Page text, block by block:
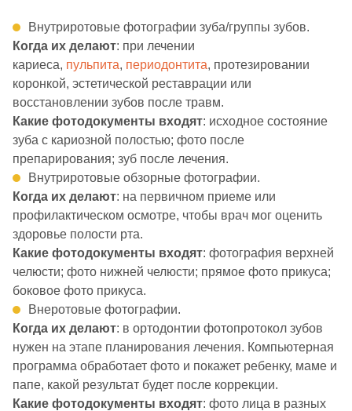
Внутриротовые фотографии зуба/группы зубов.
Когда их делают: при лечении
кариеса, пульпита, периодонтита, протезировании
коронкой, эстетической реставрации или
восстановлении зубов после травм.
Какие фотодокументы входят: исходное состояние
зуба с кариозной полостью; фото после
препарирования; зуб после лечения.
Внутриротовые обзорные фотографии.
Когда их делают: на первичном приеме или
профилактическом осмотре, чтобы врач мог оценить
здоровье полости рта.
Какие фотодокументы входят: фотография верхней
челюсти; фото нижней челюсти; прямое фото прикуса;
боковое фото прикуса.
Внеротовые фотографии.
Когда их делают: в ортодонтии фотопротокол зубов
нужен на этапе планирования лечения. Компьютерная
программа обработает фото и покажет ребенку, маме и
папе, какой результат будет после коррекции.
Какие фотодокументы входят: фото лица в разных